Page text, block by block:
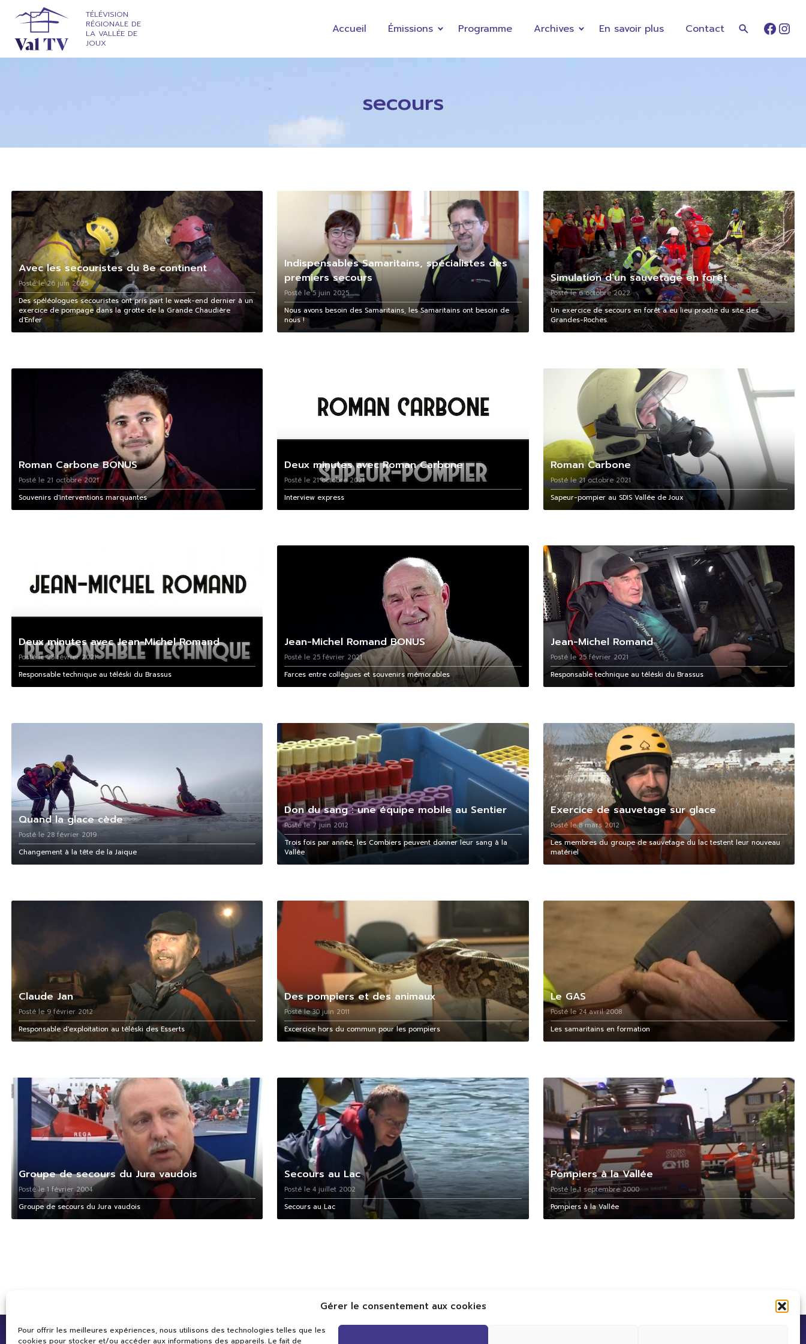
Gérer le consentement aux cookies
Pour offrir les meilleures expériences, nous utilisons des technologies telles que les
cookies pour stocker et/ou accéder aux informations des appareils. Le fait de
TÉLÉVISION
RÉGIONALE DE
LA VALLÉE DE
JOUX
Accueil Émissions Programme Archives En savoir plus Contact
secours
Avec les secouristes du 8e continent
Posté le 26 juin 2025
Des spéléologues secouristes ont pris part le week-end dernier à un
exercice de pompage dans la grotte de la Grande Chaudière
d'Enfer
Indispensables Samaritains, spécialistes des
premiers secours
Posté le 5 juin 2025
Nous avons besoin des Samaritains, les Samaritains ont besoin de
nous !
Simulation d’un sauvetage en forêt
Posté le 6 octobre 2022
Un exercice de secours en forêt a eu lieu proche du site des
Grandes-Roches.
Roman Carbone BONUS
Posté le 21 octobre 2021
Souvenirs d'interventions marquantes
Deux minutes avec Roman Carbone
Posté le 21 octobre 2021
Interview express
Roman Carbone
Posté le 21 octobre 2021
Sapeur-pompier au SDIS Vallée de Joux
Deux minutes avec Jean-Michel Romand
Posté le 25 février 2021
Responsable technique au téléski du Brassus
Jean-Michel Romand BONUS
Posté le 25 février 2021
Farces entre collègues et souvenirs mémorables
Jean-Michel Romand
Posté le 25 février 2021
Responsable technique au téléski du Brassus
Quand la glace cède
Posté le 28 février 2019
Changement à la tête de la Jaique
Don du sang : une équipe mobile au Sentier
Posté le 7 juin 2012
Trois fois par année, les Combiers peuvent donner leur sang à la
Vallée
Exercice de sauvetage sur glace
Posté le 8 mars 2012
Les membres du groupe de sauvetage du lac testent leur nouveau
matériel
Claude Jan
Posté le 9 février 2012
Responsable d'exploitation au téléski des Esserts
Des pompiers et des animaux
Posté le 30 juin 2011
Excercice hors du commun pour les pompiers
Le GAS
Posté le 24 avril 2008
Les samaritains en formation
Groupe de secours du Jura vaudois
Posté le 1 février 2004
Groupe de secours du Jura vaudois
Secours au Lac
Posté le 4 juillet 2002
Secours au Lac
Pompiers à la Vallée
Posté le 1 septembre 2000
Pompiers à la Vallée